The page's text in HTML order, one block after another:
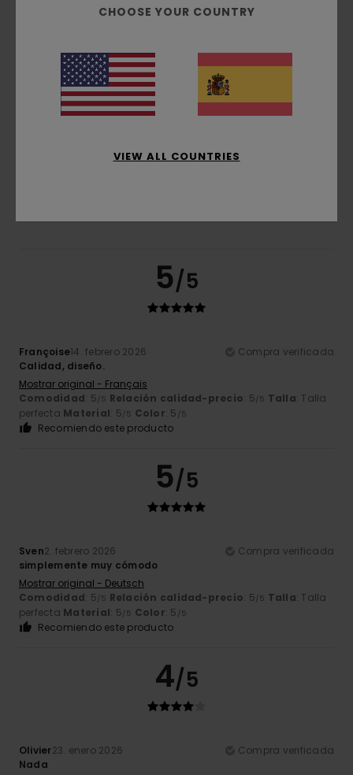
Talla
5/5
Françoise14. febrero 2026
Compra verificada
Calidad, diseño.
Mostrar original - Français
Comodidad: 5/5 Relación calidad-precio: 5/5 Talla: Talla
perfecta Material: 5/5 Color: 5 /5
Recomiendo este producto
5/5
Sven2. febrero 2026
Compra verificada
simplemente muy cómodo
Mostrar original - Deutsch
Comodidad: 5/5 Relación calidad-precio: 5/5 Talla: Talla
perfecta Material: 5/5 Color: 5 /5
Recomiendo este producto
4/5
Olivier23. enero 2026
Compra verificada
Nada
CHOOSE YOUR COUNTRY
VIEW ALL COUNTRIES